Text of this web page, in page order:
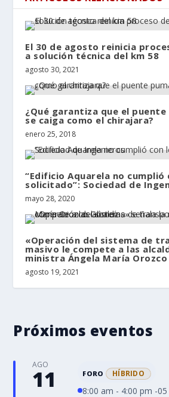
El 30 de agosto reinicia
a solución técnica del km 58
agosto 30, 2021
¿Qué garantiza que el
se caiga como el chirajara?
enero 25, 2018
“Edificio Aquarela no cumplió
solicitado”: Sociedad de
mayo 28, 2020
«Operación del sistema de
masivo le compete a las
ministra Ángela María Orozco
agosto 19, 2021
Próximos eventos
AGO
11 FORO HÍBRIDO
8:00 am - 4:00 pm -05